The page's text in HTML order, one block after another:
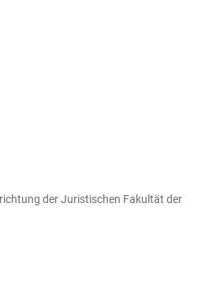
der Juristischen Fakultät der